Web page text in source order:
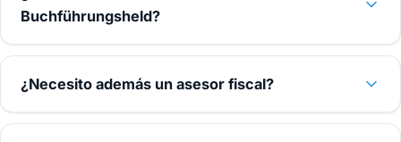
Buchführungsheld?
¿Necesito además un asesor fiscal?